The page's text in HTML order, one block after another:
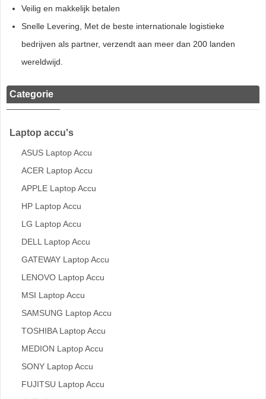
Veilig en makkelijk betalen
Snelle Levering, Met de beste internationale logistieke
bedrijven als partner, verzendt aan meer dan 200 landen
wereldwijd.
Categorie
Laptop accu's
ASUS Laptop Accu
ACER Laptop Accu
APPLE Laptop Accu
HP Laptop Accu
LG Laptop Accu
DELL Laptop Accu
GATEWAY Laptop Accu
LENOVO Laptop Accu
MSI Laptop Accu
SAMSUNG Laptop Accu
TOSHIBA Laptop Accu
MEDION Laptop Accu
SONY Laptop Accu
FUJITSU Laptop Accu